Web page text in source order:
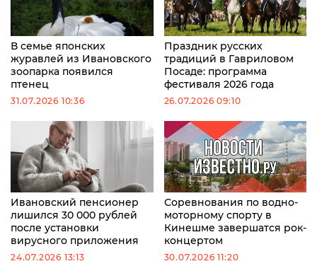
В семье японских
журавлей из Ивановского
зоопарка появился
птенец
31.07.2026 10:36
Праздник русских
традиций в Гавриловом
Посаде: программа
фестиваля 2026 года
26.07.2026 09:10
Ивановский пенсионер
лишился 30 000 рублей
после установки
вирусного приложения
24.07.2026 13:13
Соревнования по водно-
моторному спорту в
Кинешме завершатся рок-
концертом
30.07.2026 11:20